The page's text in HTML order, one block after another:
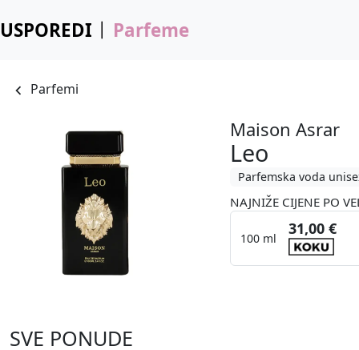
USPOREDI Parfeme
Parfemi
Maison Asrar
Leo
Parfemska voda
NAJNIŽE CIJENE PO
100 ml
31,00 €
SVE PONUDE